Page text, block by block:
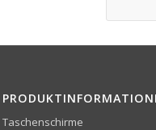
Taschenschirme